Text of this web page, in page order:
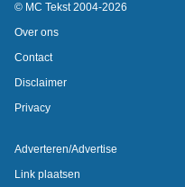
© MC Tekst 2004-2026
Over ons
Contact
Disclaimer
Privacy
Adverteren/Advertise
Link plaatsen